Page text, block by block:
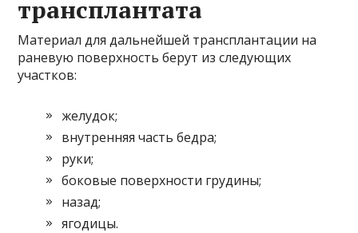
трансплантата
Материал для дальнейшей трансплантации на
раневую поверхность берут из следующих
участков:
желудок;
внутренняя часть бедра;
руки;
боковые поверхности грудины;
назад;
ягодицы.